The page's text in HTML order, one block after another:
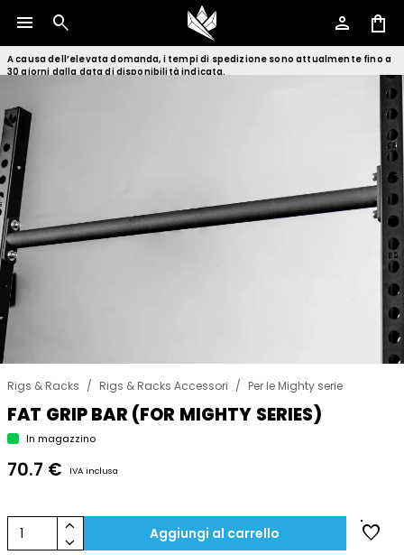
menu search person shopping_bag
A causa dell’elevata domanda, i tempi di spedizione sono attualmente fino a
30 giorni dalla data di disponibilità indicata.
Rigs & Racks / Rigs & Racks Accessori / Per le Mighty serie
FAT GRIP BAR (FOR MIGHTY SERIES)
In magazzino
70.7 € IVA inclusa
1 keyboard_arrow_up
keyboard_arrow_down Aggiungi al carrello favorite